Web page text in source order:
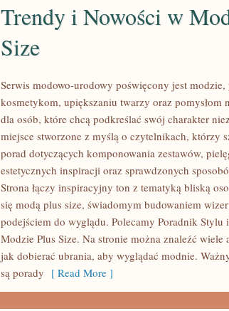
Trendy i Nowości w
Size
Serwis modowo-urodowy poświęcony jest modzie,
kosmetykom, upiększaniu twarzy oraz pomysłom
dla osób, które chcą podkreślać swój charakter
miejsce stworzone z myślą o czytelnikach, którzy
porad dotyczących komponowania zestawów,
estetycznych inspiracji oraz sprawdzonych
Strona łączy inspiracyjny ton z tematyką bliską
się modą plus size, świadomym budowaniem
podejściem do wyglądu. Polecamy Poradnik Stylu
Modzie Plus Size. Na stronie można znaleźć wiele
jak dobierać ubrania, aby wyglądać modnie.
są porady [ Read More ]